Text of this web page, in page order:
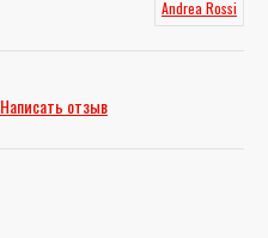
Andrea Rossi
Написать отзыв